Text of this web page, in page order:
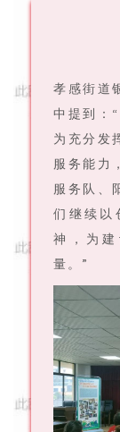
孝感街道
中提到：
为充分发
服务能力
服务队、
们继续以
神，为
量。”